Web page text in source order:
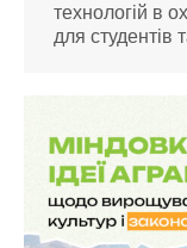
технологій в
для студентів